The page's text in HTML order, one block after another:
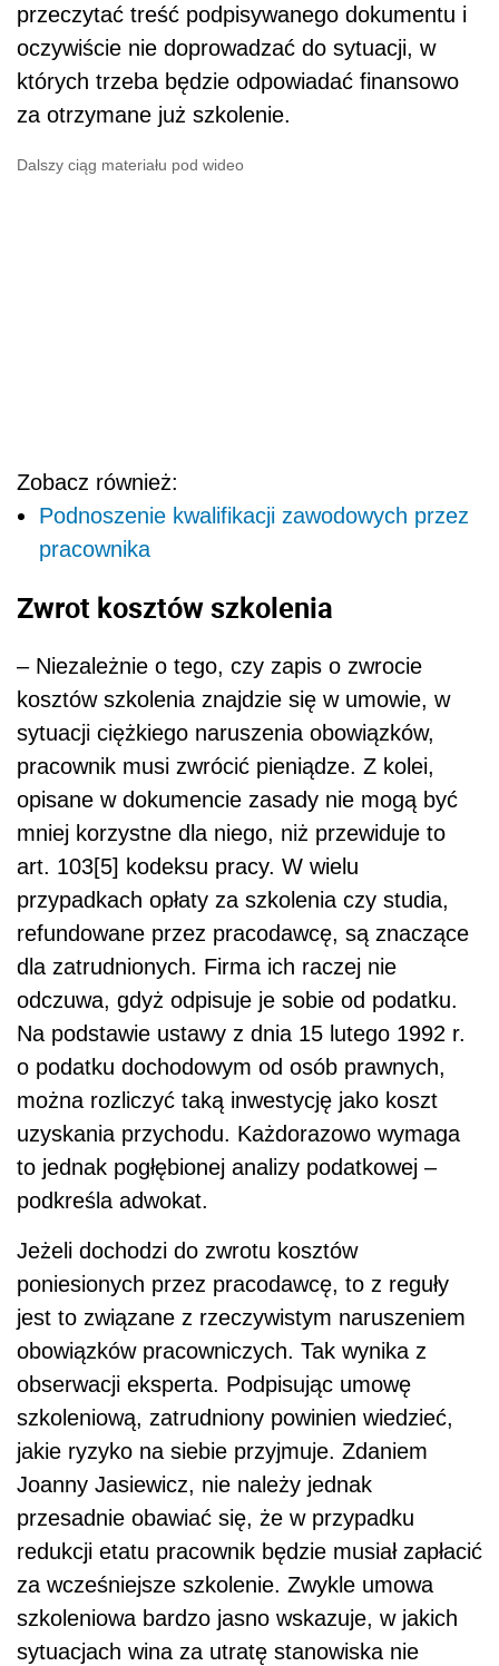
przeczytać treść podpisywanego dokumentu i
oczywiście nie doprowadzać do sytuacji, w
których trzeba będzie odpowiadać finansowo
za otrzymane już szkolenie.
Dalszy ciąg materiału pod wideo
Zobacz również:
Podnoszenie kwalifikacji zawodowych przez
pracownika
Zwrot kosztów szkolenia
– Niezależnie o tego, czy zapis o zwrocie
kosztów szkolenia znajdzie się w umowie, w
sytuacji ciężkiego naruszenia obowiązków,
pracownik musi zwrócić pieniądze. Z kolei,
opisane w dokumencie zasady nie mogą być
mniej korzystne dla niego, niż przewiduje to
art. 103[5] kodeksu pracy. W wielu
przypadkach opłaty za szkolenia czy studia,
refundowane przez pracodawcę, są znaczące
dla zatrudnionych. Firma ich raczej nie
odczuwa, gdyż odpisuje je sobie od podatku.
Na podstawie ustawy z dnia 15 lutego 1992 r.
o podatku dochodowym od osób prawnych,
można rozliczyć taką inwestycję jako koszt
uzyskania przychodu. Każdorazowo wymaga
to jednak pogłębionej analizy podatkowej –
podkreśla adwokat.
Jeżeli dochodzi do zwrotu kosztów
poniesionych przez pracodawcę, to z reguły
jest to związane z rzeczywistym naruszeniem
obowiązków pracowniczych. Tak wynika z
obserwacji eksperta. Podpisując umowę
szkoleniową, zatrudniony powinien wiedzieć,
jakie ryzyko na siebie przyjmuje. Zdaniem
Joanny Jasiewicz, nie należy jednak
przesadnie obawiać się, że w przypadku
redukcji etatu pracownik będzie musiał zapłacić
za wcześniejsze szkolenie. Zwykle umowa
szkoleniowa bardzo jasno wskazuje, w jakich
sytuacjach wina za utratę stanowiska nie